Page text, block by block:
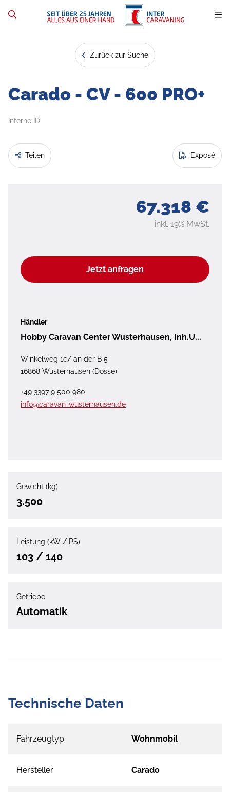
Zurück zur Suche
Carado - CV - 600 PRO+
Interne ID:
Teilen Exposé
67.318 €
inkl. 19% MwSt.
Jetzt anfragen
Händler
Hobby Caravan Center Wusterhausen, Inh.U...
Winkelweg 1c/ an der B 5
16868 Wusterhausen (Dosse)
+49 3397 9 500 980
info@caravan-wusterhausen.de
Gewicht (kg)
3.500
Leistung (kW / PS)
103 / 140
Getriebe
Automatik
Technische Daten
Fahrzeugtyp Wohnmobil
Hersteller Carado